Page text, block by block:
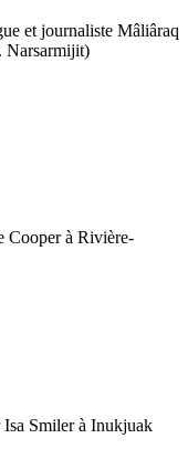
et journaliste Mâliâraq
Narsarmijit)
Cooper à Rivière-
Isa Smiler à Inukjuak